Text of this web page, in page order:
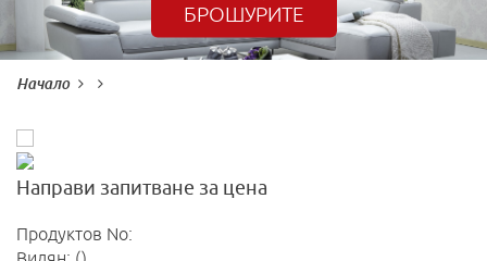
БРОШУРИТЕ
Начало
Направи запитване за цена
Продуктов No: